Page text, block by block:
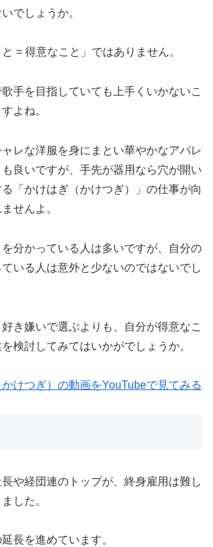
でしょうか。
= 得意なこと」ではありません。
手を目指していても上手くいかないこ
よね。
レな洋服を身にまとい華やかなアパレ
良いですが、手先が器用なら穴が開い
「かけはぎ（かけつぎ）」の仕事が向
せんよ。
分かっている人は多いですが、自分の
いる人は意外と少ないのではないでし
き嫌いで選ぶよりも、自分が得意なこ
検討してみてはいかがでしょうか。
けつぎ）の動画をYouTubeで見てみる
長や経団連のトップが、終身雇用は難し
した。
長を進めています。